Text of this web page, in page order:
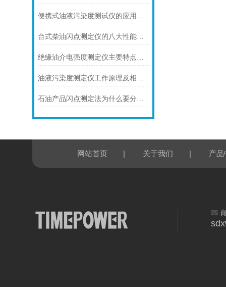
便携式油液污染度测试仪的应用与操作技巧分析
台式柴油闪点测定仪的八大性能特点详述
绝缘油介电强度测定仪主要特点是什么？
油液污染度测定仪工作原理及相关测试要求
石油产品闪点测定法为什么要分为闭口杯法和开口杯法
网站首页 | 关于我们 | 产品